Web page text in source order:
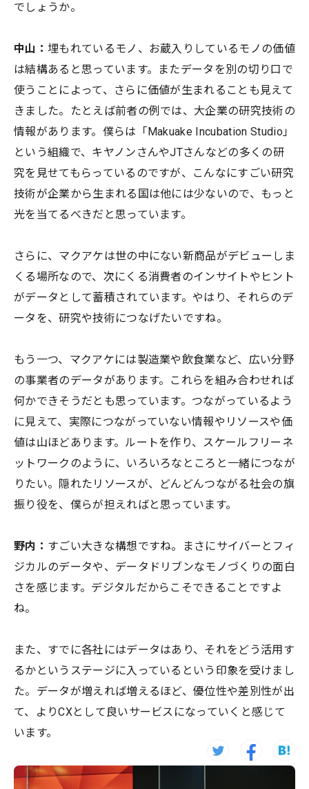
でしょうか。
中山： 埋もれているモノ、お蔵入りしているモノの価値
は結構あると思っています。またデータを別の切り口で
使うことによって、さらに価値が生まれることも見えて
きました。たとえば前者の例では、大企業の研究技術の
情報があります。僕らは「Makuake Incubation Studio」
という組織で、キヤノンさんやJTさんなどの多くの研
究を見せてもらっているのですが、こんなにすごい研究
技術が企業から生まれる国は他には少ないので、もっと
光を当てるべきだと思っています。
さらに、マクアケは世の中にない新商品がデビューしま
くる場所なので、次にくる消費者のインサイトやヒント
がデータとして蓄積されています。やはり、それらのデ
ータを、研究や技術につなげたいですね。
もう一つ、マクアケには製造業や飲食業など、広い分野
の事業者のデータがあります。これらを組み合わせれば
何かできそうだとも思っています。つながっているよう
に見えて、実際につながっていない情報やリソースや価
値は山ほどあります。ルートを作り、スケールフリーネ
ットワークのように、いろいろなところと一緒につなが
りたい。隠れたリソースが、どんどんつながる社会の旗
振り役を、僕らが担えればと思っています。
野内： すごい大きな構想ですね。まさにサイバーとフィ
ジカルのデータや、データドリブンなモノづくりの面白
さを感じます。デジタルだからこそできることですよ
ね。
また、すでに各社にはデータはあり、それをどう活用す
るかというステージに入っているという印象を受けまし
た。データが増えれば増えるほど、優位性や差別性が出
て、よりCXとして良いサービスになっていくと感じて
います。